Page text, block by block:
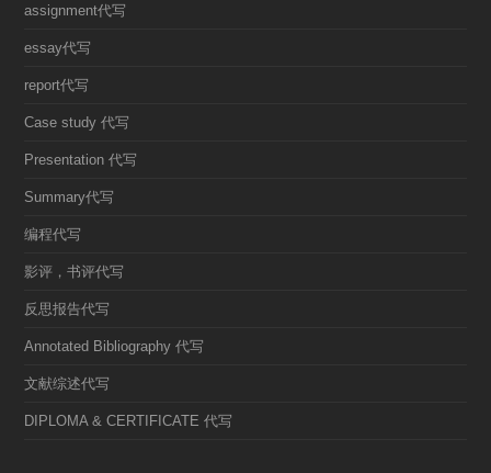
assignment代写
essay代写
report代写
Case study 代写
Presentation 代写
Summary代写
编程代写
影评，书评代写
反思报告代写
Annotated Bibliography 代写
文献综述代写
DIPLOMA & CERTIFICATE 代写